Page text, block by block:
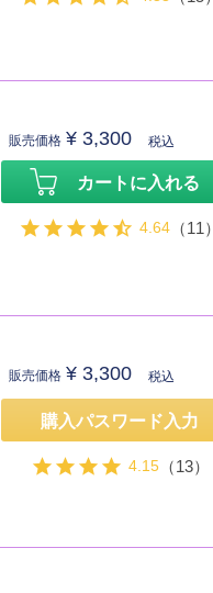
販売価格 ¥ 3,300 税込
カートに入れる
4.64 （11）
販売価格 ¥ 3,300 税込
購入パスワード入力
4.15（13）